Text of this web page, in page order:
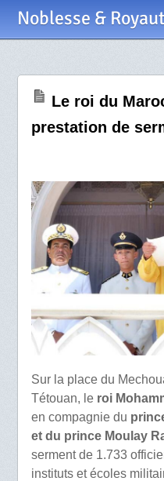
Noblesse &
Le roi du
prestation de
Sur la place du
Tétouan, le roi
en compagnie du
et du prince Moulay
serment de 1.733
instituts et écoles